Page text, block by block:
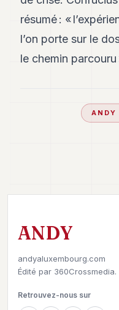
résumé : «
l’on porte sur le
le chemin parcouru
ANDY
ANDY
andyaluxembourg.com
Édité par 360Crossmedia.
Retrouvez-nous sur